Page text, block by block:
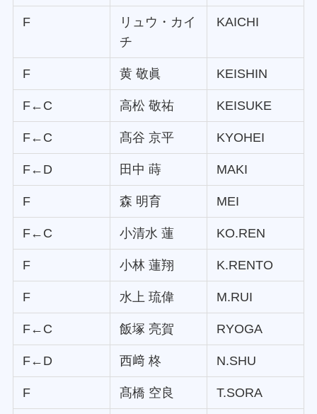
F
リュウ・カイ
チ
KAICHI
F 黄 敬眞 KEISHIN
F←C 高松 敬祐 KEISUKE
F←C 髙谷 京平 KYOHEI
F←D 田中 蒔 MAKI
F 森 明育 MEI
F←C 小清水 蓮 KO.REN
F 小林 蓮翔 K.RENTO
F 水上 琉偉 M.RUI
F←C 飯塚 亮賀 RYOGA
F←D 西﨑 柊 N.SHU
F 髙橋 空良 T.SORA